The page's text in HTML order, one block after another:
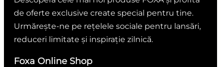
de oferte exclusive create special pentru tine.
Urmărește-ne pe rețelele sociale pentru lansări,
reduceri limitate și inspirație zilnică.
Foxa Online Shop